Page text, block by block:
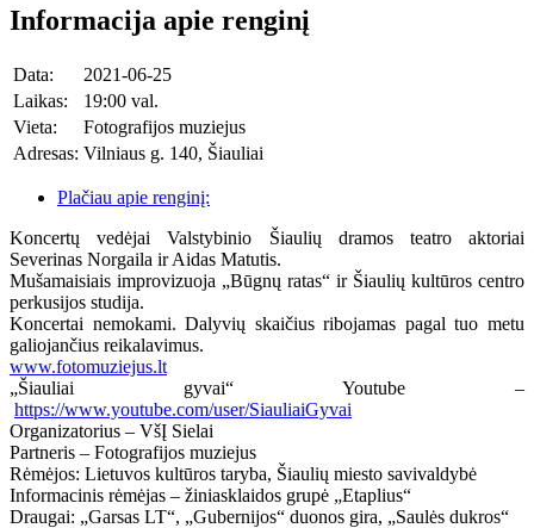
Informacija apie renginį
Data:
2021-06-25
Laikas:
19:00 val.
Vieta:
Fotografijos muziejus
Adresas: Vilniaus g. 140, Šiauliai
Plačiau apie renginį:
Koncertų vedėjai Valstybinio Šiaulių dramos teatro aktoriai
Severinas Norgaila ir Aidas Matutis.
Mušamaisiais improvizuoja „Būgnų ratas“ ir Šiaulių kultūros centro
perkusijos studija.
Koncertai nemokami. Dalyvių skaičius ribojamas pagal tuo metu
galiojančius reikalavimus.
www.fotomuziejus.lt
„Šiauliai gyvai“ Youtube –
https://www.youtube.com/user/SiauliaiGyvai
Organizatorius – VšĮ Sielai
Partneris – Fotografijos muziejus
Rėmėjos: Lietuvos kultūros taryba, Šiaulių miesto savivaldybė
Informacinis rėmėjas – žiniasklaidos grupė „Etaplius“
Draugai: „Garsas LT“, „Gubernijos“ duonos gira, „Saulės dukros“